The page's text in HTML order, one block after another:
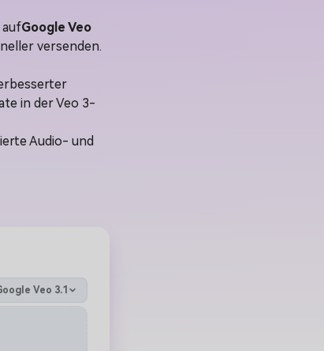
Google Veo
versenden.
in der Veo 3-
Audio- und
Veo 3.1